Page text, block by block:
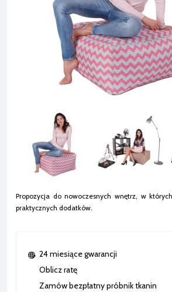
Propozycja do nowoczesnych wnętrz, w
praktycznych dodatków.
24 miesiące gwarancji
Oblicz ratę
Zamów bezpłatny próbnik tkanin